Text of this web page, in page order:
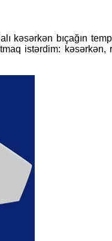
kəsərkən bıçağın
istərdim: